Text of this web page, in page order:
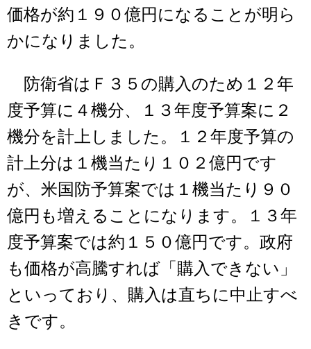
価格が約１９０億円になることが明ら
かになりました。
防衛省はＦ３５の購入のため１２年
度予算に４機分、１３年度予算案に２
機分を計上しました。１２年度予算の
計上分は１機当たり１０２億円です
が、米国防予算案では１機当たり９０
億円も増えることになります。１３年
度予算案では約１５０億円です。政府
も価格が高騰すれば「購入できない」
といっており、購入は直ちに中止すべ
きです。